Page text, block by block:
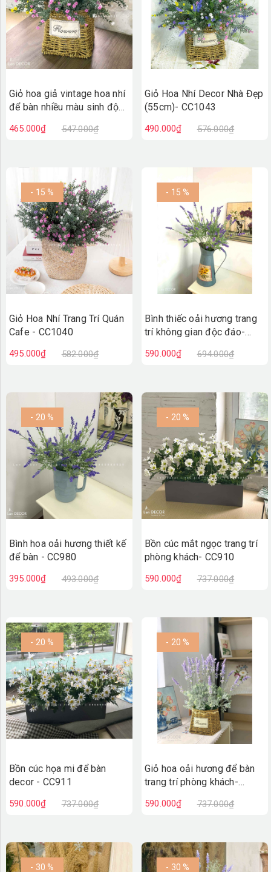
Giỏ hoa giả vintage hoa nhí
để bàn nhiều màu sinh động
465.000₫ 547.000₫
Giỏ Hoa Nhí Decor Nhà Đẹp
(55cm)- CC1043
490.000₫ 576.000₫
- 15 %
Giỏ Hoa Nhí Trang Trí Quán
Cafe - CC1040
495.000₫ 582.000₫
- 15 %
Bình thiếc oải hương trang
trí không gian độc đáo-
590.000₫ 694.000₫
- 20 %
Bình hoa oải hương thiết kế
để bàn - CC980
395.000₫ 493.000₫
- 20 %
Bồn cúc mắt ngọc trang trí
phòng khách- CC910
590.000₫ 737.000₫
- 20 %
Bồn cúc họa mi để bàn
decor - CC911
590.000₫ 737.000₫
- 20 %
Giỏ hoa oải hương để bàn
trang trí phòng khách-
590.000₫ 737.000₫
- 30 % - 30 %